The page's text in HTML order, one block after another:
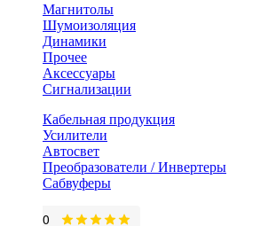
Магнитолы
Шумоизоляция
Динамики
Прочее
Аксессуары
Сигнализации
Кабельная продукция
Усилители
Автосвет
Преобразователи / Инвертеры
Сабвуферы